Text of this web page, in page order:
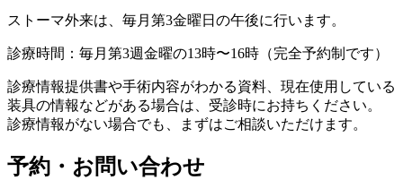
ストーマ外来は、毎月第3金曜日の午後に行います。
診療時間：毎月第3週金曜の13時〜16時（完全予約制です）
診療情報提供書や手術内容がわかる資料、現在使用している
装具の情報などがある場合は、受診時にお持ちください。
診療情報がない場合でも、まずはご相談いただけます。
予約・お問い合わせ